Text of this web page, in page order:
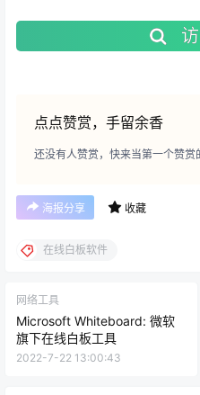
点点赞赏，手留余香
还没有人赞赏，快来当第一个赞赏
海报分享 收藏
在线白板软件
网络工具
Microsoft Whiteboard: 微软
旗下在线白板工具
2022-7-22 13:00:43